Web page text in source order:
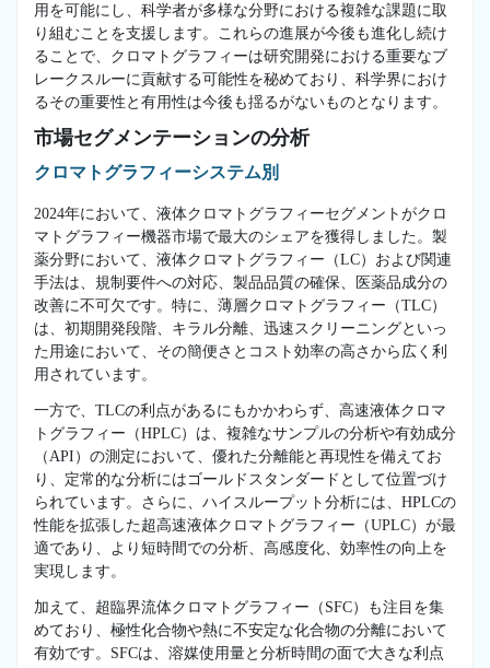
用を可能にし、科学者が多様な分野における複雑な課題に取
り組むことを支援します。これらの進展が今後も進化し続け
ることで、クロマトグラフィーは研究開発における重要なブ
レークスルーに貢献する可能性を秘めており、科学界におけ
るその重要性と有用性は今後も揺るがないものとなります。
市場セグメンテーションの分析
クロマトグラフィーシステム別
2024年において、液体クロマトグラフィーセグメントがクロ
マトグラフィー機器市場で最大のシェアを獲得しました。製
薬分野において、液体クロマトグラフィー（LC）および関連
手法は、規制要件への対応、製品品質の確保、医薬品成分の
改善に不可欠です。特に、薄層クロマトグラフィー（TLC）
は、初期開発段階、キラル分離、迅速スクリーニングといっ
た用途において、その簡便さとコスト効率の高さから広く利
用されています。
一方で、TLCの利点があるにもかかわらず、高速液体クロマ
トグラフィー（HPLC）は、複雑なサンプルの分析や有効成分
（API）の測定において、優れた分離能と再現性を備えてお
り、定常的な分析にはゴールドスタンダードとして位置づけ
られています。さらに、ハイスループット分析には、HPLCの
性能を拡張した超高速液体クロマトグラフィー（UPLC）が最
適であり、より短時間での分析、高感度化、効率性の向上を
実現します。
加えて、超臨界流体クロマトグラフィー（SFC）も注目を集
めており、極性化合物や熱に不安定な化合物の分離において
有効です。SFCは、溶媒使用量と分析時間の面で大きな利点